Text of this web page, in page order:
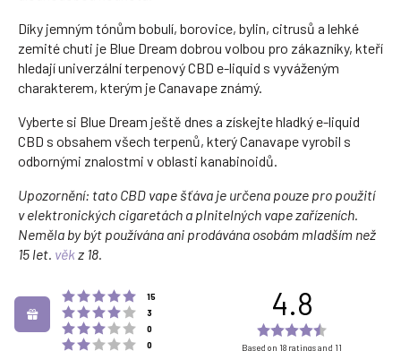
Díky jemným tónům bobulí, borovice, bylin, citrusů a lehké
zemité chuti je Blue Dream dobrou volbou pro zákazníky, kteří
hledají univerzální terpenový CBD e-liquid s vyváženým
charakterem, kterým je Canavape známý.
Vyberte si Blue Dream ještě dnes a získejte hladký e-liquid
CBD s obsahem všech terpenů, který Canavape vyrobil s
odbornými znalostmi v oblasti kanabinoidů.
Upozornění: tato CBD vape šťáva je určena pouze pro použití
v elektronických cigaretách a plnitelných vape zařízeních.
Neměla by být používána ani prodávána osobám mladším než
15 let. věkz 18.
Rating 5 out of 5 stars
15
Rating 4 out of 5 stars
3
Rating 3 out of 5 stars
0
Rating 2 out of 5 stars
0
4.8
4.8
Based on 18 ratings and 11